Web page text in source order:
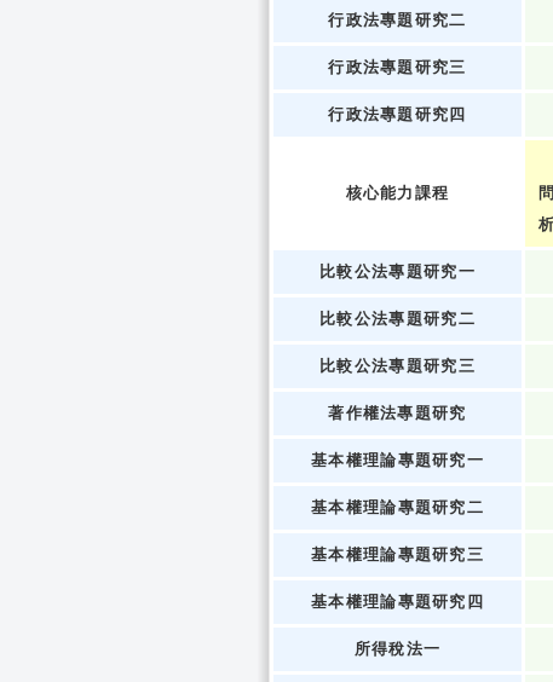
行政法專題研究二
行政法專題研究三
行政法專題研究四
核心能力課程
比較公法專題研究一
比較公法專題研究二
比較公法專題研究三
著作權法專題研究
基本權理論專題研究一
基本權理論專題研究二
基本權理論專題研究三
基本權理論專題研究四
所得稅法一